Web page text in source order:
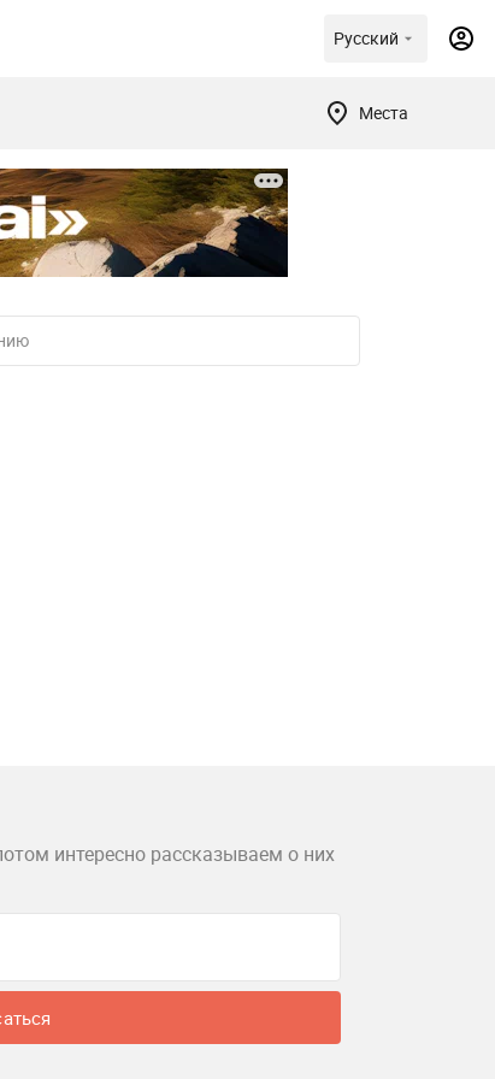
Русский
Места
интересно рассказываем о них